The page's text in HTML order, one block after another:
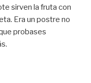
sirven la fruta con
Era un postre no
probases